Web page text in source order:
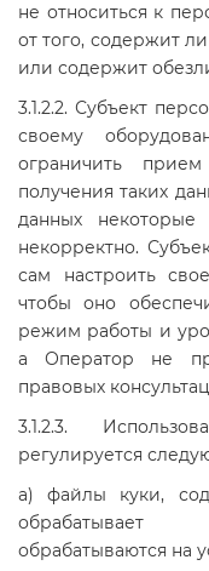
не относиться к
от того, содержит
или содержит
3.1.2.2. Субъект
своему
ограничить
получения таких
данных
некорректно.
сам настроить
чтобы оно
режим работы и
а Оператор не
правовых
3.1.2.3.
регулируется
а) файлы куки,
обрабатывает
обрабатываются на